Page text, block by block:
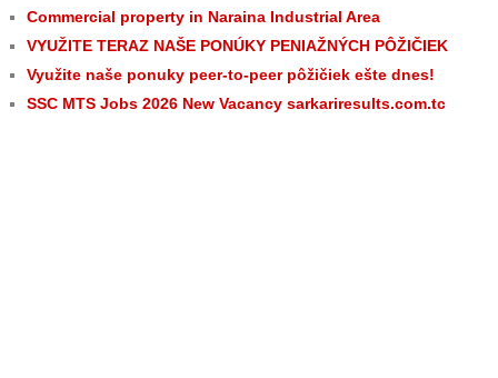
Commercial property in Naraina Industrial Area
VYUŽITE TERAZ NAŠE PONÚKY PENIAŽNÝCH PÔŽIČIEK
Využite naše ponuky peer-to-peer pôžičiek ešte dnes!
SSC MTS Jobs 2026 New Vacancy sarkariresults.com.tc